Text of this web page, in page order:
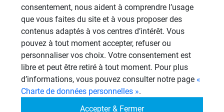
Douches à l'Italienne
Autres
949 Sujets
Autres questions
consentement, nous aident à comprendre l’usage
que vous faites du site et à vous proposer des
contenus adaptés à vos centres d’intérêt. Vous
pouvez à tout moment accepter, refuser ou
personnaliser vos choix. Votre consentement est
libre et peut être retiré à tout moment. Pour plus
d’informations, vous pouvez consulter notre page «
Charte de données personnelles ».
Accepter & Fermer